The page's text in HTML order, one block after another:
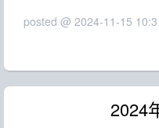
posted @ 2024-11-15
2024